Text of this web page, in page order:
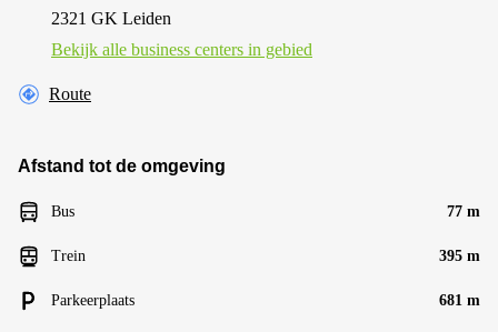
2321 GK Leiden
Bekijk alle business centers in gebied
Route
Afstand tot de omgeving
Bus 77 m
Trein 395 m
Parkeerplaats 681 m